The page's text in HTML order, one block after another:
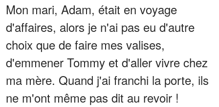
Mon mari, Adam, était en voyage
d'affaires, alors je n'ai pas eu d'autre
choix que de faire mes valises,
d'emmener Tommy et d'aller vivre chez
ma mère. Quand j'ai franchi la porte, ils
ne m'ont même pas dit au revoir !